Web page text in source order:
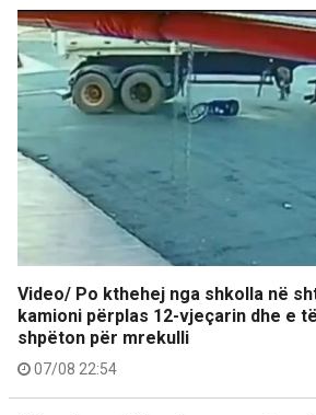
Video/ Po kthehej nga shkolla në
kamioni përplas 12-vjeçarin dhe e
shpëton për mrekulli
07/08 22:54